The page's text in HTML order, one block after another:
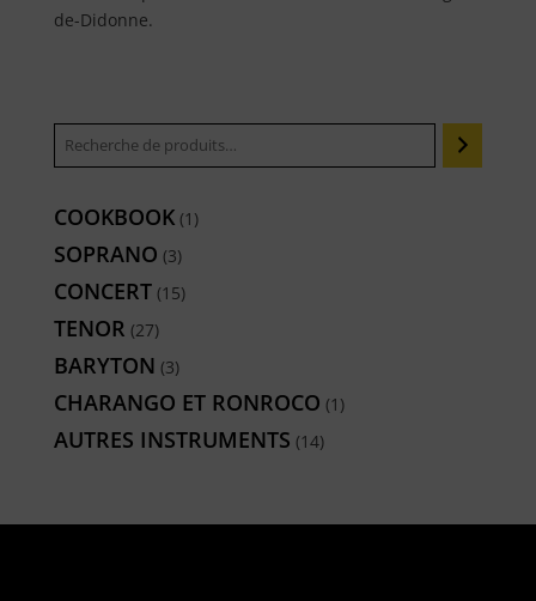
de-Didonne.
COOKBOOK 1 1
SOPRANO 33
CONCERT 1515
TENOR 2727
produits
BARYTON 33
produits
CHARANGO ET RONROCO 1 1
AUTRES INSTRUMENTS 1414